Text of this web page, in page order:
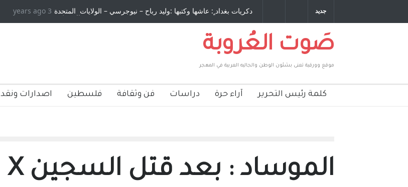
جديد دكريات بغداد ٍ: عاشها وكتبها :وليد رباح – نيوجرسي – الولايات المتحدة
الامريكية
طاحنة كتب وترافع فيها بنفسه مرة اخرى.. الشيخ
صاغرون،
3 years ago
صَوت العُروبة
موقع وورقية تعنى بشئون الوطن والجاليه العربية في المهجر
كلمة رئيس التحرير آراء حرة دراسات فن وثقافة فلسطين اصدارات ونقد
الموساد : بعد قتل السجين X